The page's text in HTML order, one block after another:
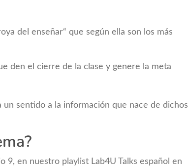
del enseñar“ que según ella son los más
den el cierre de la clase y genere la meta
sentido a la información que nace de dichos
9, en nuestro playlist Lab4U Talks español en